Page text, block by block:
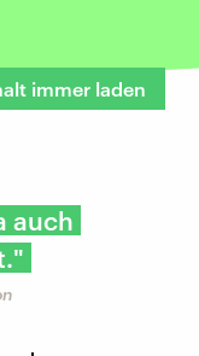
immer laden
auch